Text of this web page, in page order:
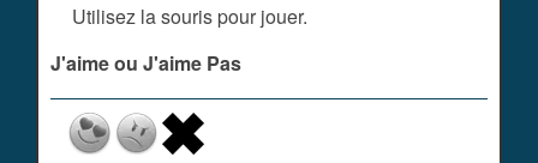
Utilisez la souris pour jouer.
J'aime ou J'aime Pas